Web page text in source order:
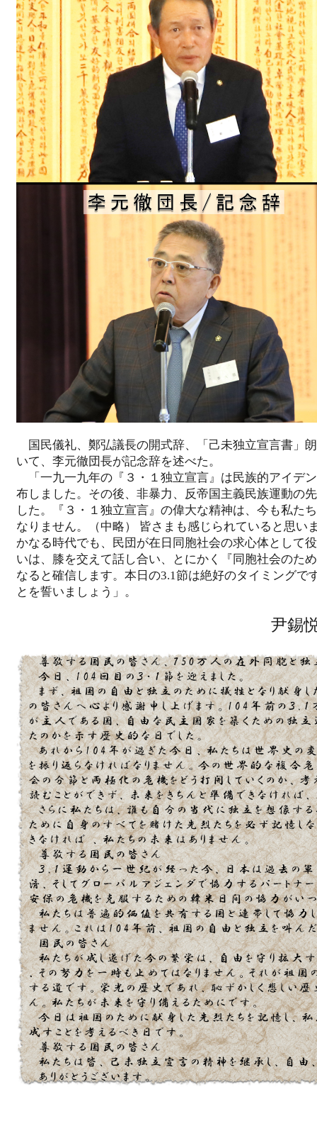
国民儀礼、鄭弘議長の開式辞、「己未独立宣言書」
いて、李元徹団長が記念辞を述べた。
「一九一九年の『３・１独立宣言』は民族的アイデ
布しました。その後、非暴力、反帝国主義民族運動の
した。『３・１独立宣言』の偉大な精神は、今も私た
なりません。（中略） 皆さまも感じられていると思
かなる時代でも、民団が在日同胞社会の求心体として
いは、膝を交えて話し合い、とにかく『同胞社会のた
なると確信します。本日の3.1節は絶好のタイミング
とを誓いましょう」。
尹錫